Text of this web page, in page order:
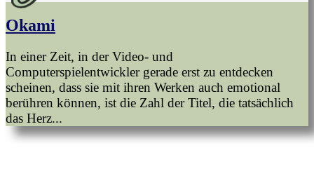
Okami
In einer Zeit, in der Video- und
Computerspielentwickler gerade erst zu entdecken
scheinen, dass sie mit ihren Werken auch emotional
berühren können, ist die Zahl der Titel, die tatsächlich
das Herz...